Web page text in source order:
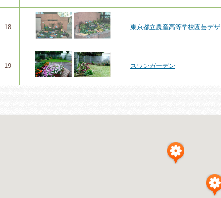
18 東京都立農産高等学校園芸デ
19 スワンガーデン